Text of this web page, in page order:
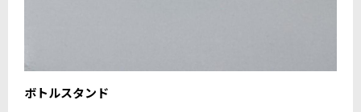
ボトルスタンド